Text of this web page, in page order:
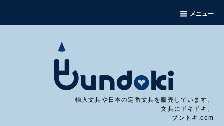
メニュー
輸入文具や日本の定番文具を販売しています。
文具にドキドキ。
ブンドキ.com